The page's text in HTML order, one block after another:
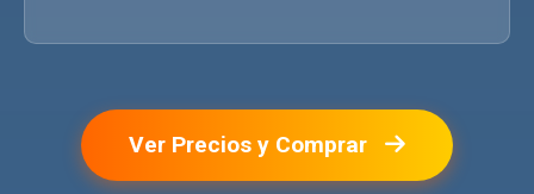
Ver Precios y Comprar